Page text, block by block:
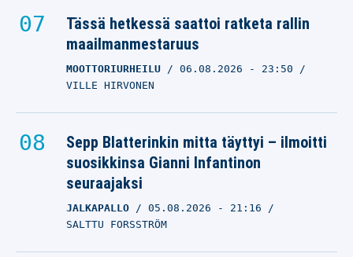
Tässä hetkessä saattoi ratketa rallin
maailmanmestaruus
MOOTTORIURHEILU 06.08.2026 - 23:50
VILLE HIRVONEN
Sepp Blatterinkin mitta täyttyi – ilmoitti
suosikkinsa Gianni Infantinon
seuraajaksi
JALKAPALLO 05.08.2026 - 21:16
SALTTU FORSSTRÖM